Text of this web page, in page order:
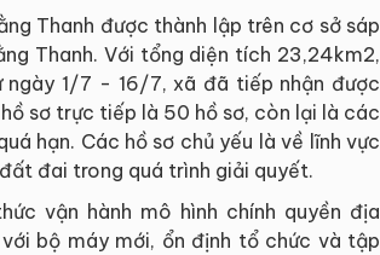
Thanh được thành lập trên cơ sở sáp
Thanh. Với tổng diện tích 23,24km2,
ngày 1/7 - 16/7, xã đã tiếp nhận được
sơ trực tiếp là 50 hồ sơ, còn lại là các
hạn. Các hồ sơ chủ yếu là về lĩnh vực
đai trong quá trình giải quyết.
vận hành mô hình chính quyền địa
bộ máy mới, ổn định tổ chức và tập